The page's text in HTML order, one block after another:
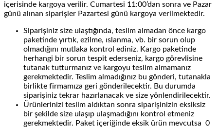
içerisinde kargoya verilir. Cumartesi 11:00’dan sonra ve Pazar
günü alınan siparişler Pazartesi günü kargoya verilmektedir.
Siparişiniz size ulaştığında, teslim almadan önce kargo
paketinde yırtık, ezilme, ıslanma, vb. bir sorun olup
olmadığını mutlaka kontrol ediniz. Kargo paketinde
herhangi bir sorun tespit ederseniz, kargo görevlisine
tutanak tutturmanız ve kargoyu teslim almamanız
gerekmektedir. Teslim almadığınız bu gönderi, tutanakla
birlikte firmamıza geri gönderilecektir. Bu durumda
siparişiniz tekrar hazırlanacak ve size yönlendirilecektir.
Ürünlerinizi teslim aldıktan sonra siparişinizin eksiksiz
bir şekilde size ulaşıp ulaşmadığını kontrol etmeniz
gerekmektedir. Paket içeriğinde eksik ürün mevcutsa 0